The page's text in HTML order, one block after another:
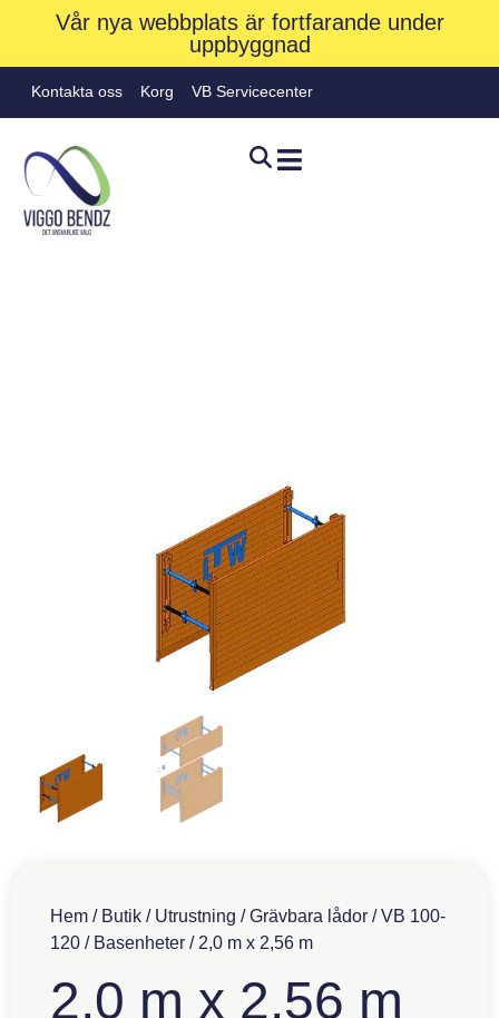
Vår nya webbplats är fortfarande under
uppbyggnad
Kontakta oss Korg VB Servicecenter
Hem / Butik / Utrustning /Grävbara lådor /VB 100-
120 / Basenheter / 2,0 m x 2,56 m
2,0 m x 2,56 m